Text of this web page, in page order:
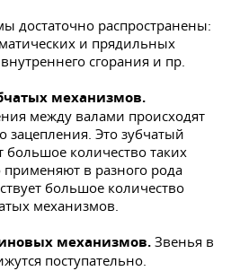
достаточно распространены:
и прядильных
сгорания и пр.
механизмов.
между валами происходят
зацепления. Это зубчатый
большое количество таких
в разного рода
большое количество
механизмов.
механизмов. Звенья в
поступательно.